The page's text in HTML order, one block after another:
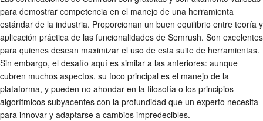
para demostrar competencia en el manejo de una herramienta
estándar de la industria. Proporcionan un buen equilibrio entre teoría y
aplicación práctica de las funcionalidades de Semrush. Son excelentes
para quienes desean maximizar el uso de esta suite de herramientas.
Sin embargo, el desafío aquí es similar a las anteriores: aunque
cubren muchos aspectos, su foco principal es el manejo de la
plataforma, y pueden no ahondar en la filosofía o los principios
algorítmicos subyacentes con la profundidad que un experto necesita
para innovar y adaptarse a cambios impredecibles.